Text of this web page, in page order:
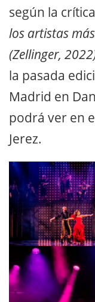
según la
los artistas
(Zellinger,
la pasada
Madrid en
podrá ver en
Jerez.